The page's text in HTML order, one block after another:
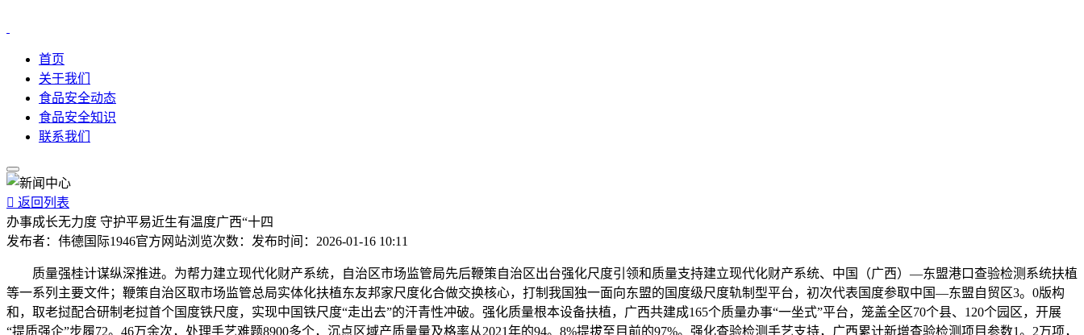
首页
关于我们
食品安全动态
食品安全知识
联系我们
 返回列表
办事成长无力度 守护平易近生有温度广西“十四
发布者： 伟德国际1946官方网站浏览次数： 发布时间： 2026-01-16 10:11
质量强桂计谋纵深推进。为帮力建立现代化财产系统，自治区市场监管局先后鞭策自治区出台强化尺度引领和质量支持建立现代化财产系统、中国（广西）—东盟港口查验检测系统扶植
等一系列主要文件；鞭策自治区取市场监管总局实体化扶植东友邦家尺度化合做交换核心，打制我国独一面向东盟的国度级尺度轨制型平台，初次代表国度参取中国—东盟自贸区3。0版构
和，取老挝配合研制老挝首个国度铁尺度，实现中国铁尺度“走出去”的汗青性冲破。强化质量根本设备扶植，广西共建成165个质量办事“一坐式”平台，笼盖全区70个县、120个园区，开展
“提质强企”步履72。46万余次，处理手艺难题8900多个，沉点区域产质量量及格率从2021年的94。8%提拔至目前的97%。强化查验检测手艺支持，广西累计新增查验检测项目参数1。2万项，